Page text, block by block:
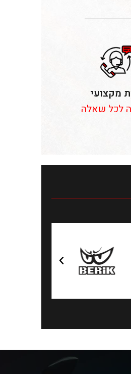
מקצועי
לכל שאלה